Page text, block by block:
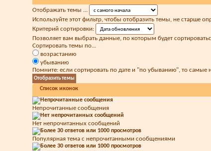
Отображать темы ...
Используйте этот фильтр, чтобы отобразить темы, не старше
Критерий сортировки:
Позволяет вам выбрать данные, по которым будет
Сортировать темы по...
возрастанию
убыванию
Помните: если сортировать по дате и "по убыванию", то самые
Список иконок
Непрочитанные сообщения
Нет непрочитанных сообщений
Популярная тема с непрочитанными сообщениями